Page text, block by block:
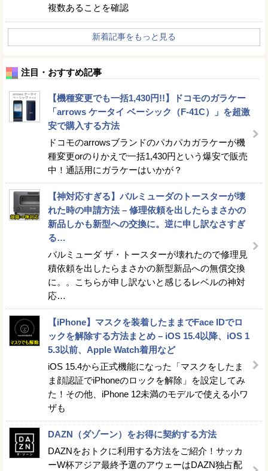
複数あることを確認
新着記事をもっと見る
注目・おすすめ記事
【機種変更でも一括1,430円!!】ドコモのガラケー
「arrows ケータイ ベーシック（F-41C）」を超激
安で購入する方法
ドコモのarrowsブランドのパカパカガラケーが機
種変更orのりかえで一括1,430円という爆安で販売
中！通話用にガラケーはいかが？
【神対応すぎる】バルミューダのトースターが壊
れた時の申請方法 – 修理依頼を出したらまさかの
新品しかも新型への交換に。逆に申し訳なさすぎ
る…
バルミューダ ザ・トースターが壊れたので修理見
積依頼を出したらまさかの新型新品への無償交換
に。。こちらが申し訳ないと感じるレベルの神対
応…
【iPhone】マスクを装着したままでFace IDでロ
ックを解除する方法まとめ – iOS 15.4以降、iOS 1
5.3以前、Apple Watch着用など
iOS 15.4から正式機能になった「マスクをしたま
ま顔認証でiPhoneのロックを解除」を設定してみ
た！その他、iPhone 12未満のモデルで使える小ワ
ザも
DAZN（ダゾーン）をお得に契約する方法
DAZNをおトクに利用する方法をご紹介！サッカ
ーW杯アジア最終予選のアウェーはDAZN独占配